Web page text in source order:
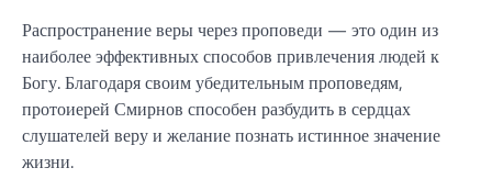
Распространение веры через проповеди — это один из
наиболее эффективных способов привлечения людей к
Богу. Благодаря своим убедительным проповедям,
протоиерей Смирнов способен разбудить в сердцах
слушателей веру и желание познать истинное значение
жизни.